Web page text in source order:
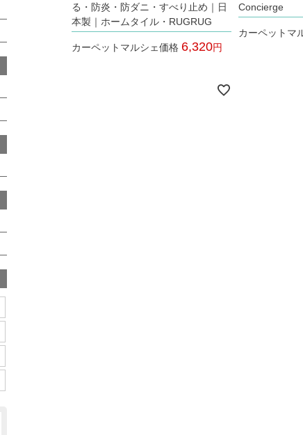
る・防炎・防ダニ・すべり止め｜日
本製｜ホームタイル・RUGRUG
カーペットマルシェ価格 6,320
Concierge
カーペットマ